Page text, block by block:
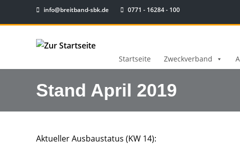
info@breitband-sbk.de 0771 - 16284 - 100
Startseite Zweckverband
Stand April 2019
Aktueller Ausbaustatus (KW 14):